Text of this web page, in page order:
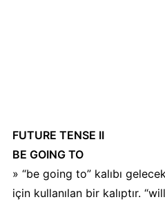
FUTURE TENSE II
BE GOING TO
» “be going to” kalıbı
için kullanılan bir kalıptır.